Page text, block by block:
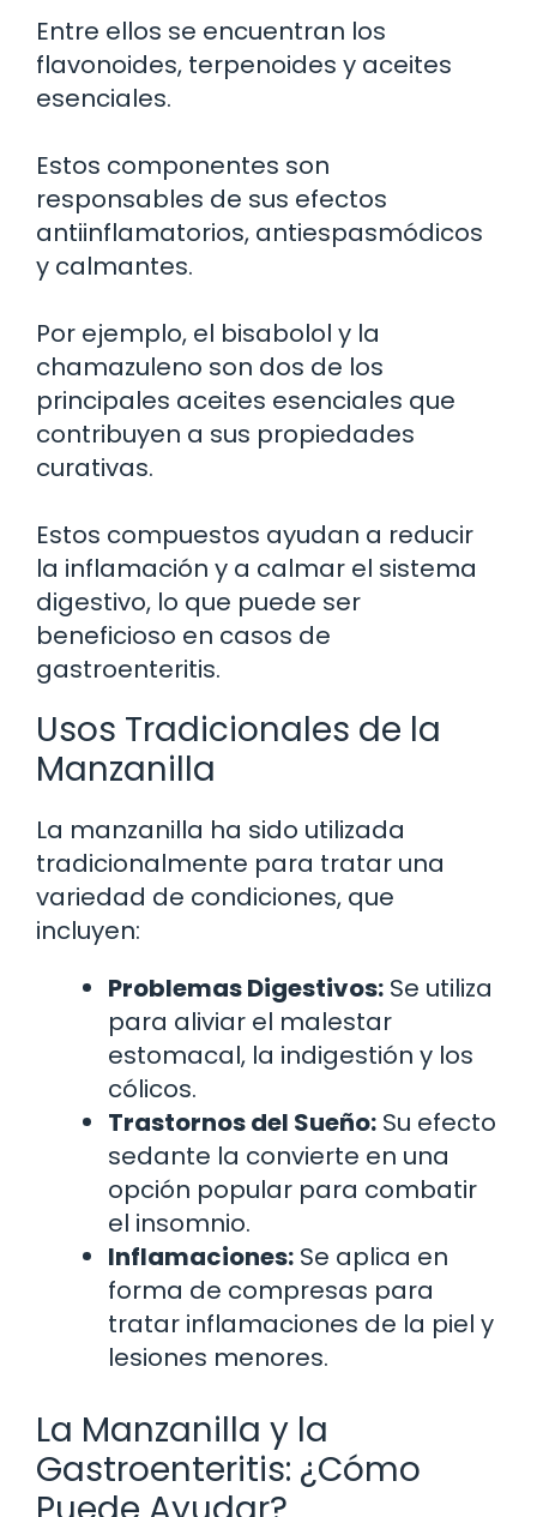
Entre ellos se encuentran los
flavonoides, terpenoides y aceites
esenciales.
Estos componentes son
responsables de sus efectos
antiinflamatorios, antiespasmódicos
y calmantes.
Por ejemplo, el bisabolol y la
chamazuleno son dos de los
principales aceites esenciales que
contribuyen a sus propiedades
curativas.
Estos compuestos ayudan a reducir
la inflamación y a calmar el sistema
digestivo, lo que puede ser
beneficioso en casos de
gastroenteritis.
Usos Tradicionales de la
Manzanilla
La manzanilla ha sido utilizada
tradicionalmente para tratar una
variedad de condiciones, que
incluyen:
Problemas Digestivos: Se utiliza
para aliviar el malestar
estomacal, la indigestión y los
cólicos.
Trastornos del Sueño: Su efecto
sedante la convierte en una
opción popular para combatir
el insomnio.
Inflamaciones: Se aplica en
forma de compresas para
tratar inflamaciones de la piel y
lesiones menores.
La Manzanilla y la
Gastroenteritis: ¿Cómo